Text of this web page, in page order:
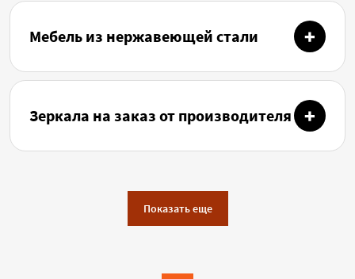
Мебель из нержавеющей стали
Зеркала на заказ от производителя
Показать еще